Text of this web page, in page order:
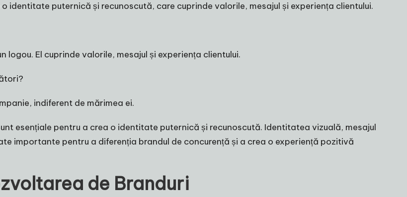
identitate puternică și recunoscută, care cuprinde valorile, mesajul și experiența clientului.
logou. El cuprinde valorile, mesajul și experiența clientului.
indiferent de mărimea ei.
esențiale pentru a crea o identitate puternică și recunoscută. Identitatea vizuală, mesajul
importante pentru a diferenția brandul de concurență și a crea o experiență pozitivă
de Branduri